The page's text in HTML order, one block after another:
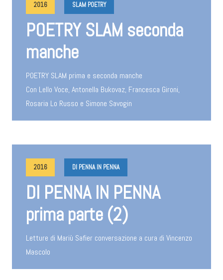
2016 SLAM POETRY
POETRY SLAM seconda
manche
POETRY SLAM prima e seconda manche
Con Lello Voce, Antonella Bukovaz, Francesca Gironi,
Rosaria Lo Russo e Simone Savogin
2016 DI PENNA IN PENNA
DI PENNA IN PENNA
prima parte (2)
Letture di Mariù Safier conversazione a cura di Vincenzo
Mascolo